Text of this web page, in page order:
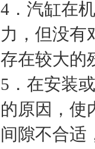
4．汽缸在
力，但没有
存在较大的
5．在安装
的原因，使
间隙不合适